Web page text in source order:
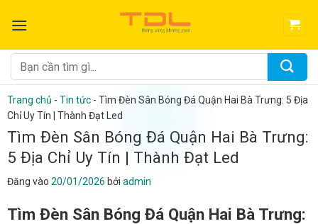
qua
dung
Tìm
kiếm:
Trang chủ - Tin tức - Tìm Đèn Sân Bóng Đá Quận Hai Bà Trưng: 5 Địa
Chỉ Uy Tín | Thành Đạt Led
Tìm Đèn Sân Bóng Đá Quận Hai Bà Trưng:
5 Địa Chỉ Uy Tín | Thành Đạt Led
Đăng vào 20/01/2026 bởi admin
Tìm Đèn Sân Bóng Đá Quận Hai Bà Trưng: